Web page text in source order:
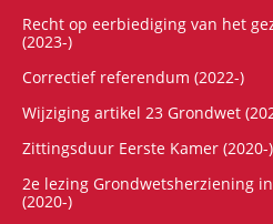
Recht op eerbiediging van het
(2023-)
Correctief referendum (2022-)
Wijziging artikel 23 Grondwet
Zittingsduur Eerste Kamer (2020-)
2e lezing Grondwetsherziening
(2020-)